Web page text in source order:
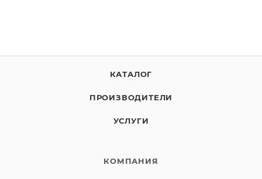
КАТАЛОГ
ПРОИЗВОДИТЕЛИ
УСЛУГИ
КОМПАНИЯ